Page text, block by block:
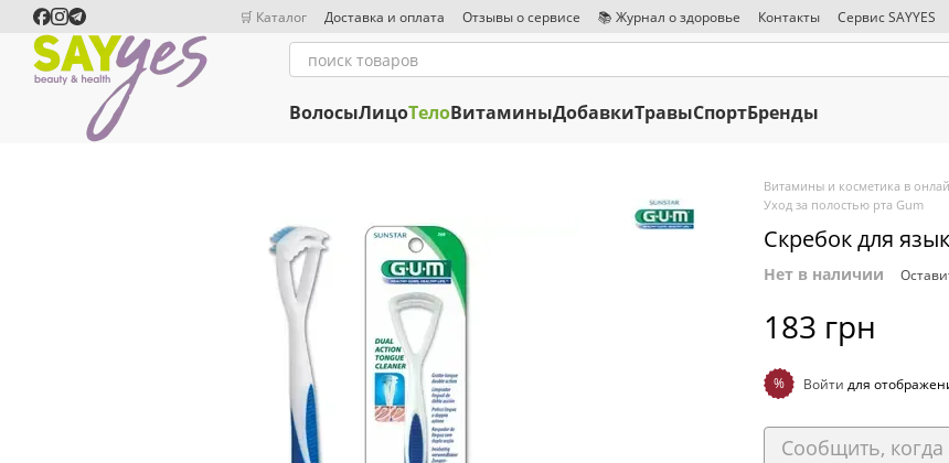
Перейти к основному контенту🛒 Каталог Доставка и оплата Отзывы о сервисе 📚 Журнал о здоровье Контакты Сервис SAYYES
ВолосыЛицоТелоВитаминыДобавкиТравыСпортБренды
Витамины и косметика в
Уход за полостью рта Gum
Скребок для
Нет в наличии
183 грн
% Войти для
Сообщить, когда